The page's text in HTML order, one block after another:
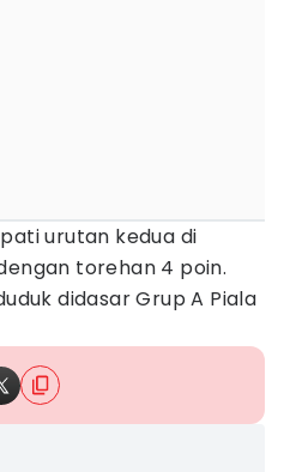
urutan kedua di
torehan 4 poin.
didasar Grup A Piala